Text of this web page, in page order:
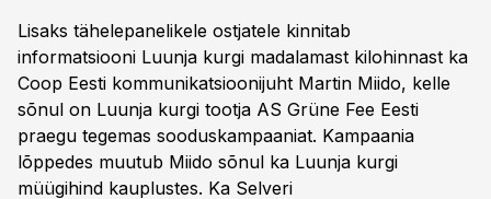
Lisaks tähelepanelikele ostjatele kinnitab
informatsiooni Luunja kurgi madalamast kilohinnast ka
Coop Eesti kommunikatsioonijuht Martin Miido, kelle
sõnul on Luunja kurgi tootja AS Grüne Fee Eesti
praegu tegemas sooduskampaaniat. Kampaania
lõppedes muutub Miido sõnul ka Luunja kurgi
müügihind kauplustes. Ka Selveri